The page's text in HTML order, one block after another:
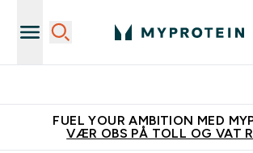
FUEL YOUR AMBITION MED
VÆR OBS PÅ TOLL OG VAT